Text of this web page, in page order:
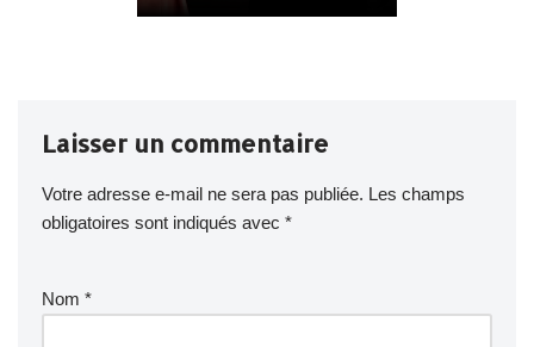
Laisser un commentaire
Votre adresse e-mail ne sera pas publiée. Les champs
obligatoires sont indiqués avec *
Nom *